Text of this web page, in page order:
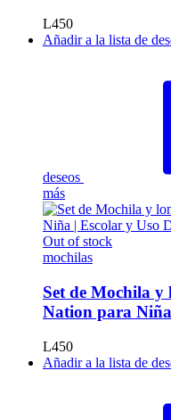
L450
Añadir a la lista de
deseos
más
Out of stock
mochilas
Set de Mochila
Nation para
L450
Añadir a la lista de